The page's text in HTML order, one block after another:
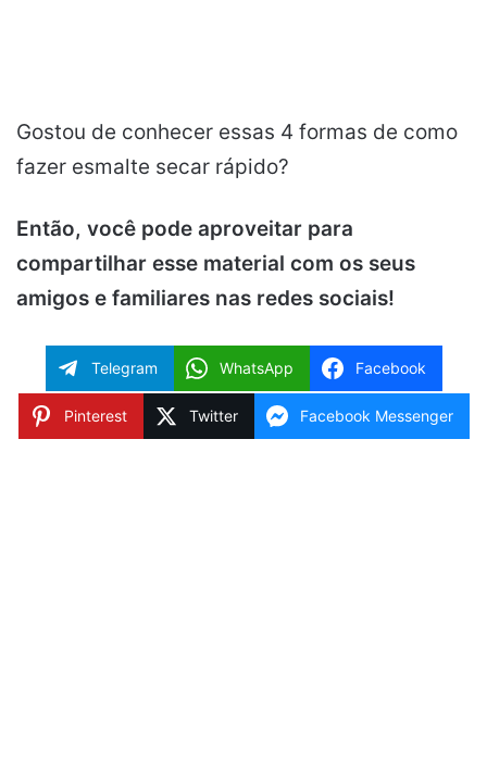
Gostou de conhecer essas 4 formas de como
fazer esmalte secar rápido?
Então, você pode aproveitar para
compartilhar esse material com os seus
amigos e familiares nas redes sociais!
Telegram WhatsApp Facebook
Pinterest Twitter Facebook Messenger